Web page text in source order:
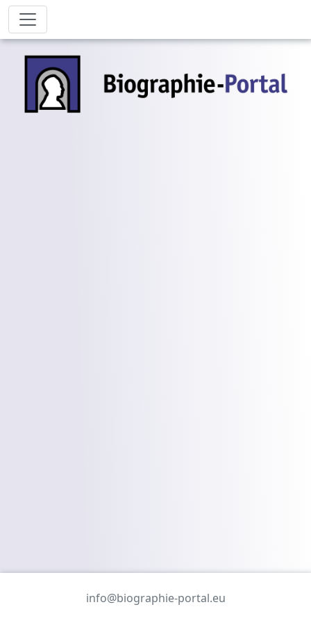
info@biographie-portal.eu